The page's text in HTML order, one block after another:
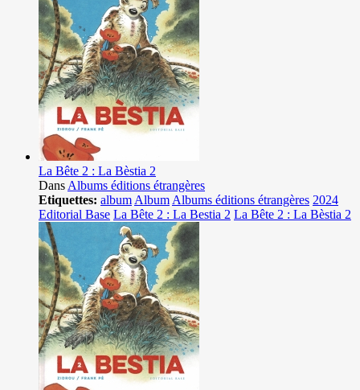
La Bête 2 : La Bèstia 2
Dans Albums éditions étrangères
Etiquettes: album Album Albums éditions étrangères 2024
Editorial Base La Bête 2 : La Bestia 2 La Bête 2 : La Bèstia 2